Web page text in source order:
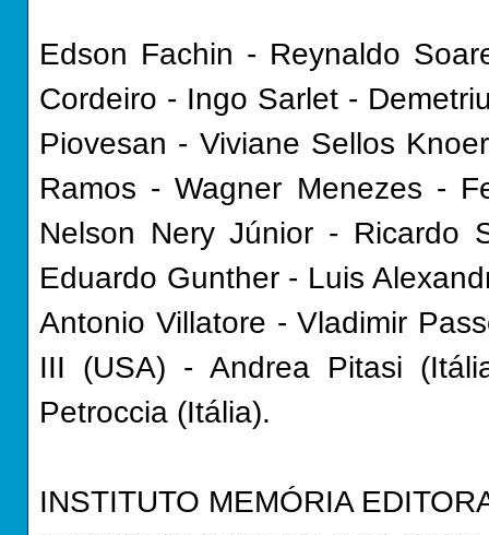
Edson Fachin - Reynaldo
Cordeiro - Ingo Sarlet -
Piovesan - Viviane Sellos
Ramos - Wagner Menezes -
Nelson Nery Júnior - Ricardo
Eduardo Gunther - Luis
Antonio Villatore - Vladimir
III (USA) - Andrea Pitasi
Petroccia (Itália).
INSTITUTO MEMÓRIA